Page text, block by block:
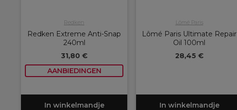
Redken
Redken Extreme Anti-Snap
240ml
31,80 €
AANBIEDINGEN
In winkelmandje
Lômé Paris
Lômé Paris Ultimate Repair
Oil 100ml
28,45 €
In winkelmandje